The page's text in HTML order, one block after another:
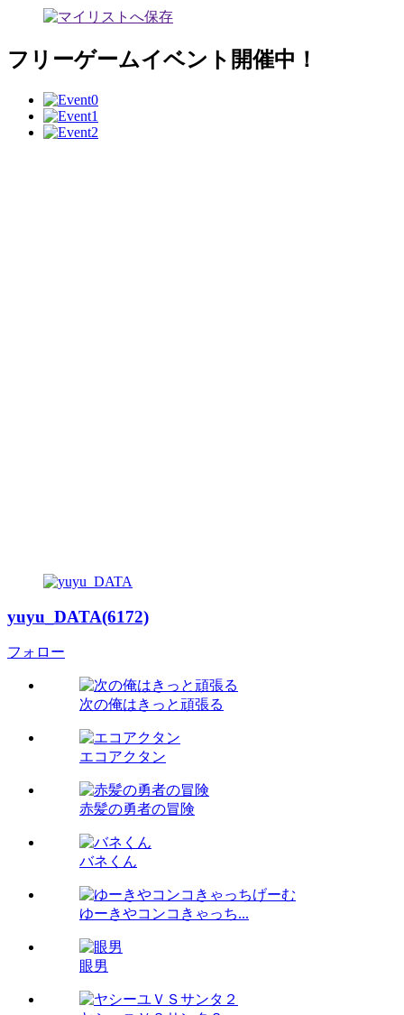
フリーゲームイベント開催中！
yuyu_DATA(6172)
フォロー
次の俺はきっと頑張る
エコアクタン
赤髪の勇者の冒険
バネくん
ゆーきやコンコきゃっち...
眼男